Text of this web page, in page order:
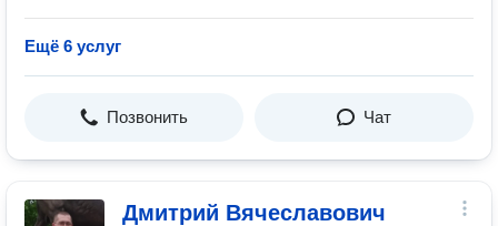
Ещё 6 услуг
Позвонить Чат
Дмитрий Вячеславович